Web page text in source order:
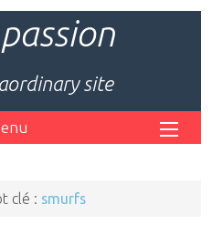
site
clé : smurfs